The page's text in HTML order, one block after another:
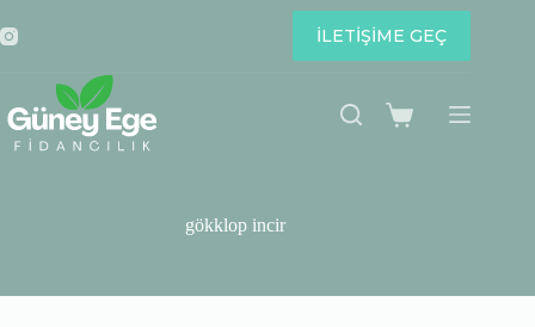
to
content
İLETİŞİME GEÇ
Shopping
gökklop incir